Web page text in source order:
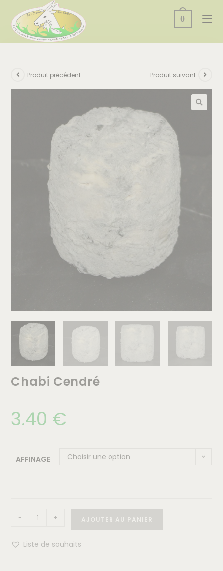
0
Produit précédent Produit suivant
Chabi Cendré
3.40 €
AFFINAGE Choisir une option
- + AJOUTER AU PANIER
Liste de souhaits